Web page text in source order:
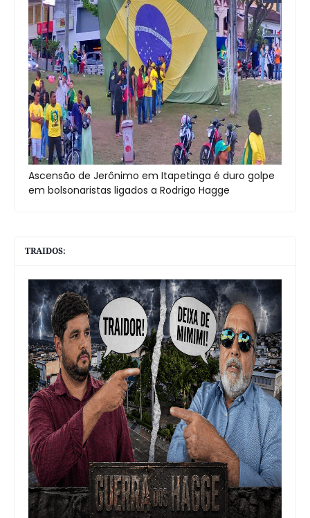
Ascensão de Jerônimo em Itapetinga é duro golpe
em bolsonaristas ligados a Rodrigo Hagge
TRAIDOS: